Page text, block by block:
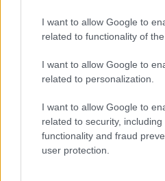
I want to allow Google to
related to functionality of
I want to allow Google to
related to personalization.
I want to allow Google to
related to security,
functionality and fraud
user protection.
Νοεμβρίου για
επιχειρήσεις
Μετά την επιτυχία των
τολμήσουμε τα «καθαρά
μεταρρύθμιση της γης